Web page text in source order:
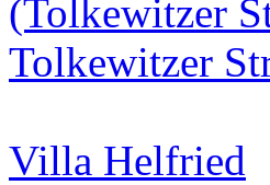
Villa Helfried